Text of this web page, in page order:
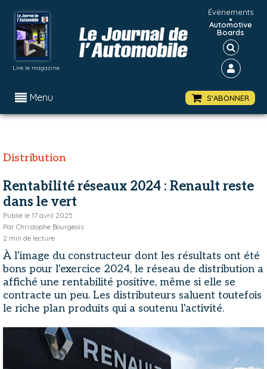
Lire le magazine
Événements
•
Automotive
Boards
Menu S'ABONNER
Distribution
Rentabilité réseaux 2024 : Renault reste
dans le vert
Publié le 17 avril 2025
Par Christophe Bourgeois
2 min de lecture
À l'image du constructeur dont les résultats ont été
bons pour l'exercice 2024, le réseau de distribution a
affiché une rentabilité positive, même si elle se
contracte un peu. Les distributeurs saluent toutefois
le riche plan produits qui a soutenu l'activité.